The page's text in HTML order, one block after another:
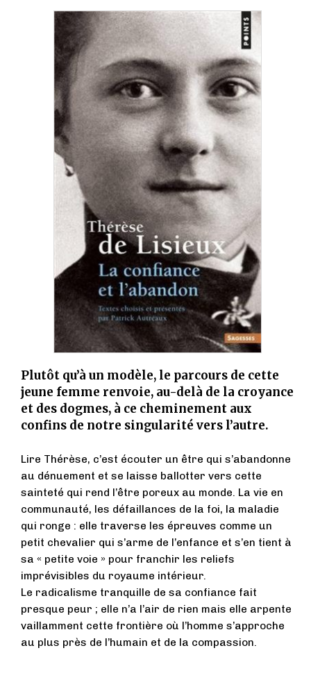
Plutôt qu’à un modèle, le parcours de cette
jeune femme renvoie, au-delà de la croyance
et des dogmes, à ce cheminement aux
confins de notre singularité vers l’autre.
Lire Thérèse, c’est écouter un être qui s’abandonne
au dénuement et se laisse ballotter vers cette
sainteté qui rend l’être poreux au monde. La vie en
communauté, les défaillances de la foi, la maladie
qui ronge : elle traverse les épreuves comme un
petit chevalier qui s’arme de l’enfance et s’en tient à
sa « petite voie » pour franchir les reliefs
imprévisibles du royaume intérieur.
Le radicalisme tranquille de sa confiance fait
presque peur ; elle n’a l’air de rien mais elle arpente
vaillamment cette frontière où l’homme s’approche
au plus près de l’humain et de la compassion.